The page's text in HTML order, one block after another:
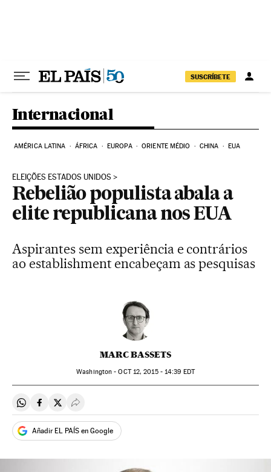
SUSCRÍBETE
Internacional
AMÉRICA LATINA ÁFRICA EUROPA ORIENTE MÉDIO CHINA EUA
ELEIÇÕES ESTADOS UNIDOS
Rebelião populista abala a
elite republicana nos EUA
Aspirantes sem experiência e contrários
ao establishment encabeçam as pesquisas
MARC BASSETS
Washington -OCT12, 2015 - 14:39 EDT
Compartir en Whatsapp
Compartir en Facebook
Compartir en Twitter
Desplegar Redes Sociales
Añadir EL PAÍS en Google